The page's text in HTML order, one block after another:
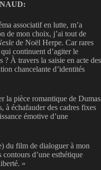
associatif en lutte, m’a
de mon choix, j’ai tout de
de Noël Herpe. Car rares
continuent d’agiter le
? À travers la saisie en acte des
chancelante d’identités
la pièce romantique de Dumas
à échafauder des cadres fixes
émotive d’une
du film de dialoguer à mon
d’une esthétique
»